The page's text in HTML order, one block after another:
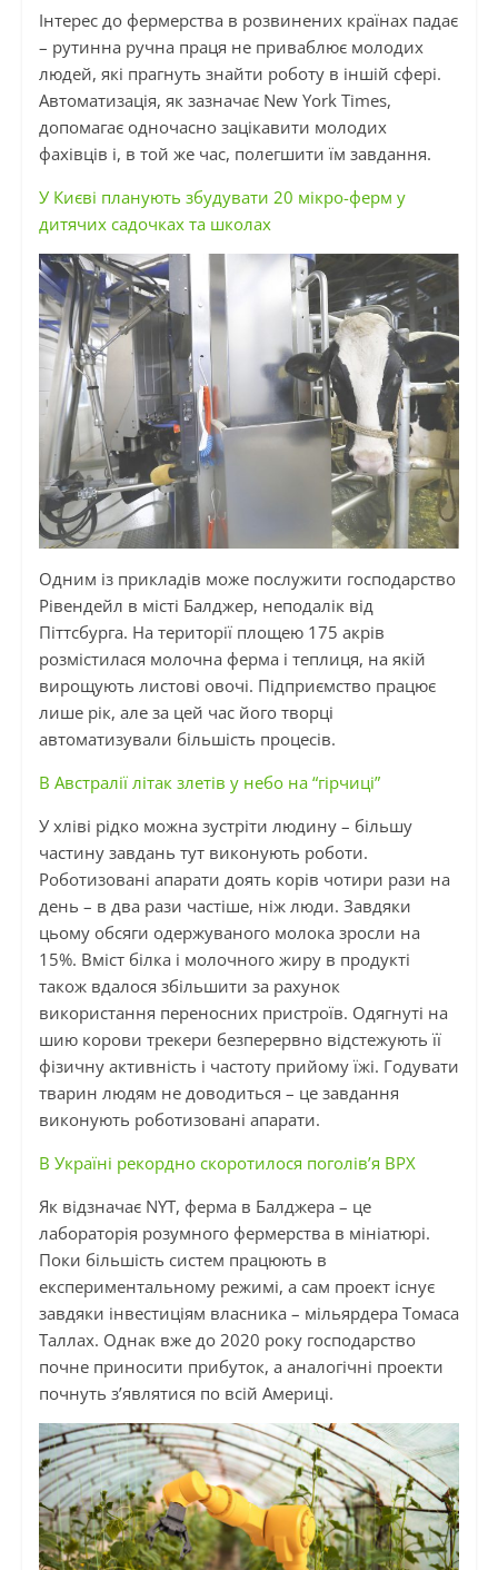
Інтерес до фермерства в розвинених країнах падає
– рутинна ручна праця не приваблює молодих
людей, які прагнуть знайти роботу в іншій сфері.
Автоматизація, як зазначає New York Times,
допомагає одночасно зацікавити молодих
фахівців і, в той же час, полегшити їм завдання.
У Києві планують збудувати 20 мікро-ферм у
дитячих садочках та школах
Одним із прикладів може послужити господарство
Рівендейл в місті Балджер, неподалік від
Піттсбурга. На території площею 175 акрів
розмістилася молочна ферма і теплиця, на якій
вирощують листові овочі. Підприємство працює
лише рік, але за цей час його творці
автоматизували більшість процесів.
В Австралії літак злетів у небо на “гірчиці”
У хліві рідко можна зустріти людину – більшу
частину завдань тут виконують роботи.
Роботизовані апарати доять корів чотири рази на
день – в два рази частіше, ніж люди. Завдяки
цьому обсяги одержуваного молока зросли на
15%. Вміст білка і молочного жиру в продукті
також вдалося збільшити за рахунок
використання переносних пристроїв. Одягнуті на
шию корови трекери безперервно відстежують її
фізичну активність і частоту прийому їжі. Годувати
тварин людям не доводиться – це завдання
виконують роботизовані апарати.
В Україні рекордно скоротилося поголів’я ВРХ
Як відзначає NYT, ферма в Балджера – це
лабораторія розумного фермерства в мініатюрі.
Поки більшість систем працюють в
експериментальному режимі, а сам проект існує
завдяки інвестиціям власника – мільярдера Томаса
Таллах. Однак вже до 2020 року господарство
почне приносити прибуток, а аналогічні проекти
почнуть з’являтися по всій Америці.